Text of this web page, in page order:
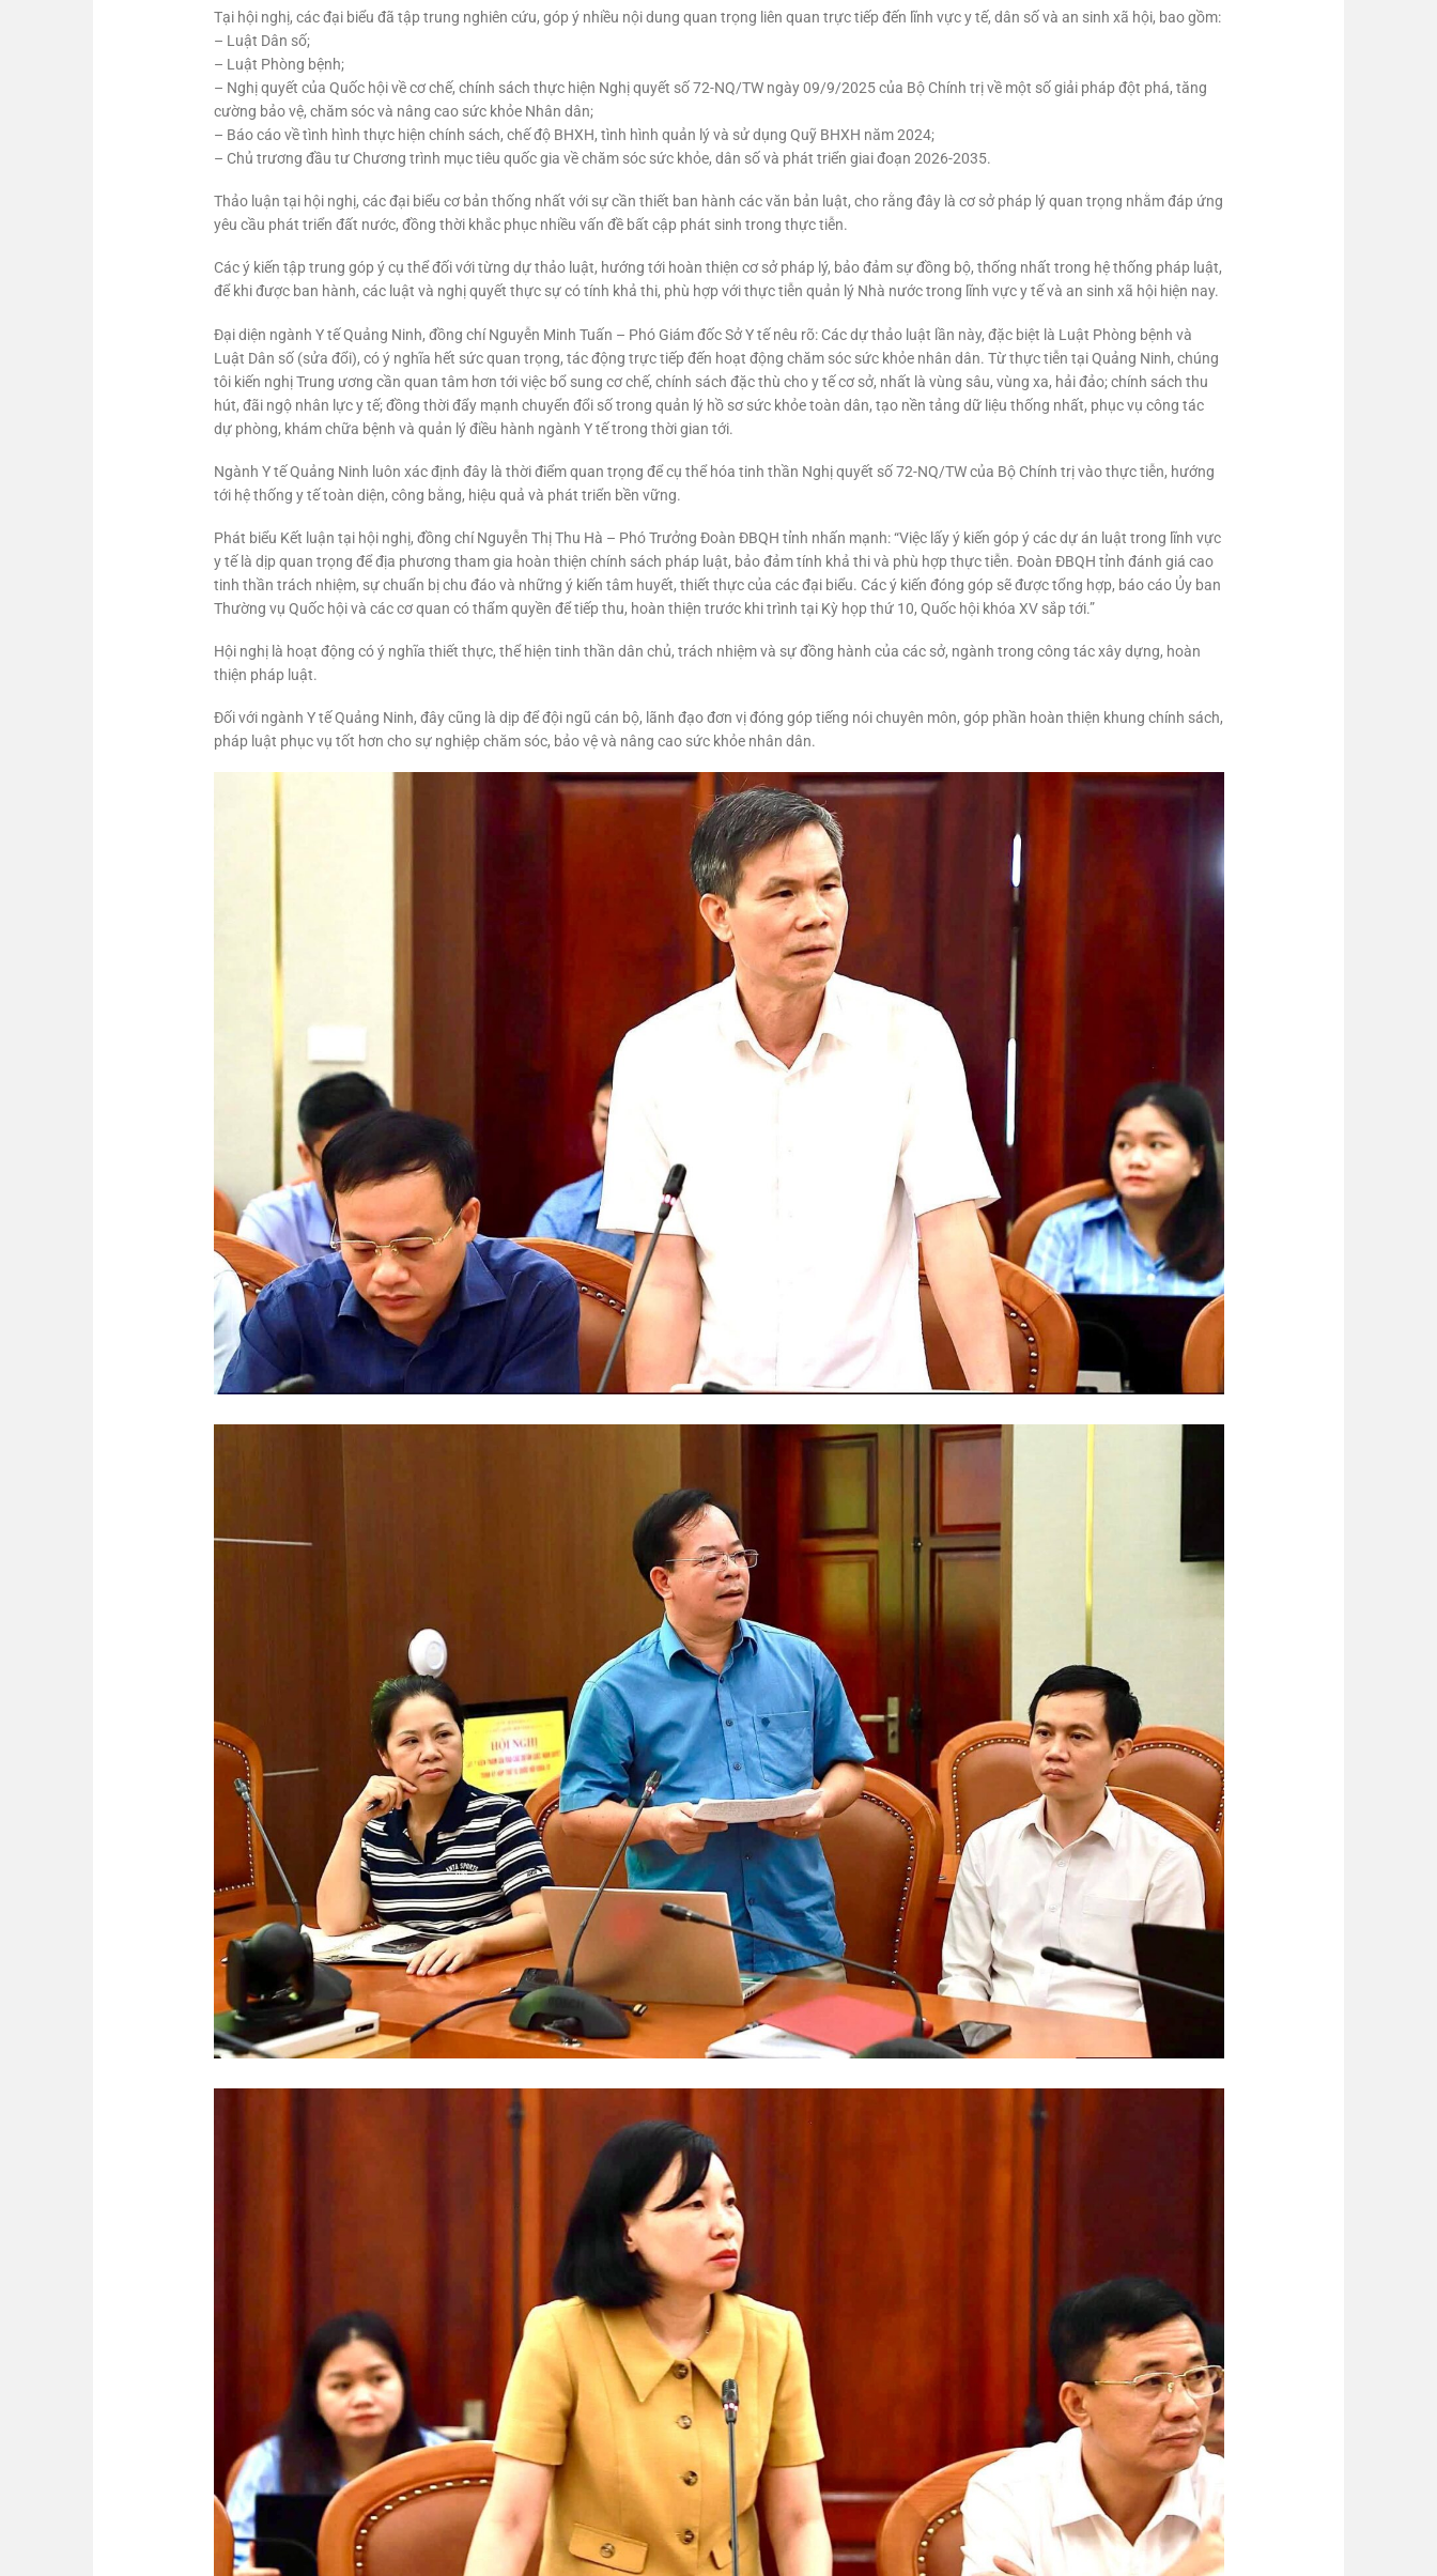
Tại hội nghị, các đại biểu đã tập trung nghiên cứu, góp ý nhiều nội dung quan trọng liên quan trực tiếp đến lĩnh vực y tế, dân số và an sinh xã hội, bao gồm:
– Luật Dân số;
– Luật Phòng bệnh;
– Nghị quyết của Quốc hội về cơ chế, chính sách thực hiện Nghị quyết số 72-NQ/TW ngày 09/9/2025 của Bộ Chính trị về một số giải pháp đột phá, tăng
cường bảo vệ, chăm sóc và nâng cao sức khỏe Nhân dân;
– Báo cáo về tình hình thực hiện chính sách, chế độ BHXH, tình hình quản lý và sử dụng Quỹ BHXH năm 2024;
– Chủ trương đầu tư Chương trình mục tiêu quốc gia về chăm sóc sức khỏe, dân số và phát triển giai đoạn 2026-2035.
Thảo luận tại hội nghị, các đại biểu cơ bản thống nhất với sự cần thiết ban hành các văn bản luật, cho rằng đây là cơ sở pháp lý quan trọng nhằm đáp ứng
yêu cầu phát triển đất nước, đồng thời khắc phục nhiều vấn đề bất cập phát sinh trong thực tiễn.
Các ý kiến tập trung góp ý cụ thể đối với từng dự thảo luật, hướng tới hoàn thiện cơ sở pháp lý, bảo đảm sự đồng bộ, thống nhất trong hệ thống pháp luật,
để khi được ban hành, các luật và nghị quyết thực sự có tính khả thi, phù hợp với thực tiễn quản lý Nhà nước trong lĩnh vực y tế và an sinh xã hội hiện nay.
Đại diện ngành Y tế Quảng Ninh, đồng chí Nguyễn Minh Tuấn – Phó Giám đốc Sở Y tế nêu rõ: Các dự thảo luật lần này, đặc biệt là Luật Phòng bệnh và
Luật Dân số (sửa đổi), có ý nghĩa hết sức quan trọng, tác động trực tiếp đến hoạt động chăm sóc sức khỏe nhân dân. Từ thực tiễn tại Quảng Ninh, chúng
tôi kiến nghị Trung ương cần quan tâm hơn tới việc bổ sung cơ chế, chính sách đặc thù cho y tế cơ sở, nhất là vùng sâu, vùng xa, hải đảo; chính sách thu
hút, đãi ngộ nhân lực y tế; đồng thời đẩy mạnh chuyển đổi số trong quản lý hồ sơ sức khỏe toàn dân, tạo nền tảng dữ liệu thống nhất, phục vụ công tác
dự phòng, khám chữa bệnh và quản lý điều hành ngành Y tế trong thời gian tới.
Ngành Y tế Quảng Ninh luôn xác định đây là thời điểm quan trọng để cụ thể hóa tinh thần Nghị quyết số 72-NQ/TW của Bộ Chính trị vào thực tiễn, hướng
tới hệ thống y tế toàn diện, công bằng, hiệu quả và phát triển bền vững.
Phát biểu Kết luận tại hội nghị, đồng chí Nguyễn Thị Thu Hà – Phó Trưởng Đoàn ĐBQH tỉnh nhấn mạnh: “Việc lấy ý kiến góp ý các dự án luật trong lĩnh vực
y tế là dịp quan trọng để địa phương tham gia hoàn thiện chính sách pháp luật, bảo đảm tính khả thi và phù hợp thực tiễn. Đoàn ĐBQH tỉnh đánh giá cao
tinh thần trách nhiệm, sự chuẩn bị chu đáo và những ý kiến tâm huyết, thiết thực của các đại biểu. Các ý kiến đóng góp sẽ được tổng hợp, báo cáo Ủy ban
Thường vụ Quốc hội và các cơ quan có thẩm quyền để tiếp thu, hoàn thiện trước khi trình tại Kỳ họp thứ 10, Quốc hội khóa XV sắp tới.”
Hội nghị là hoạt động có ý nghĩa thiết thực, thể hiện tinh thần dân chủ, trách nhiệm và sự đồng hành của các sở, ngành trong công tác xây dựng, hoàn
thiện pháp luật.
Đối với ngành Y tế Quảng Ninh, đây cũng là dịp để đội ngũ cán bộ, lãnh đạo đơn vị đóng góp tiếng nói chuyên môn, góp phần hoàn thiện khung chính sách,
pháp luật phục vụ tốt hơn cho sự nghiệp chăm sóc, bảo vệ và nâng cao sức khỏe nhân dân.